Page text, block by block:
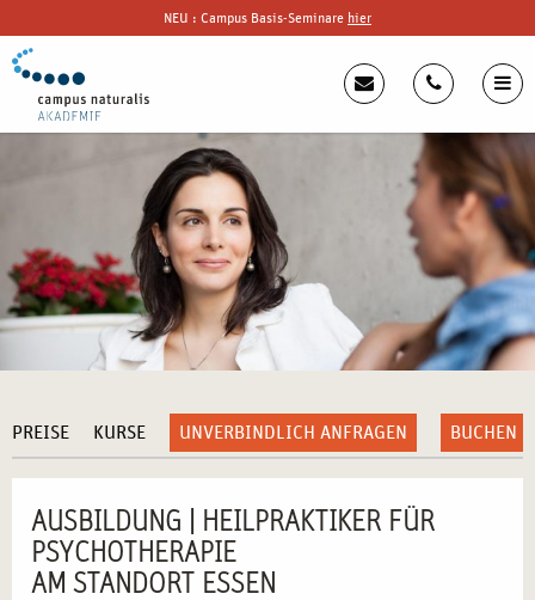
NEU : Campus Basis-Seminare hier
PREISE KURSE UNVERBINDLICH ANFRAGEN BUCHEN
AUSBILDUNG | HEILPRAKTIKER FÜR
PSYCHOTHERAPIE
AM STANDORT ESSEN